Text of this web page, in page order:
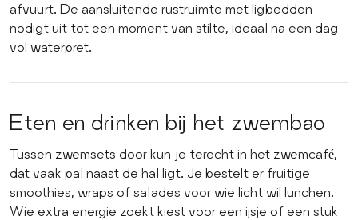
afvuurt. De aansluitende rustruimte met ligbedden
nodigt uit tot een moment van stilte, ideaal na een dag
vol waterpret.
Eten en drinken bij het zwembad
Tussen zwemsets door kun je terecht in het zwemcafé,
dat vaak pal naast de hal ligt. Je bestelt er fruitige
smoothies, wraps of salades voor wie licht wil lunchen.
Wie extra energie zoekt kiest voor een ijsje of een stuk